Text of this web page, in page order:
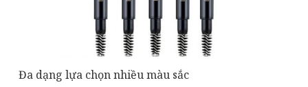
Đa dạng lựa chọn nhiều màu sắc